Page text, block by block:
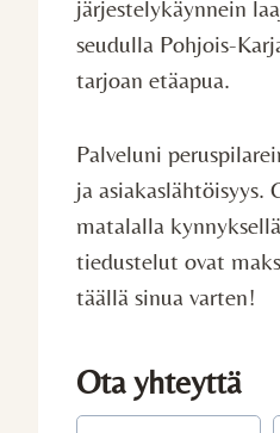
järjestelykäynnein
seudulla Pohjois-
tarjoan etäapua.
Palveluni
ja
matalalla
tiedustelut ovat
täällä sinua varten!
Ota yhteyttä